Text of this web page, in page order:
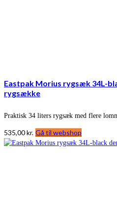
Eastpak Morius rygsæk 34L-
rygsække
Praktisk 34 liters rygsæk med flere
535,00kr. Gå til webshop